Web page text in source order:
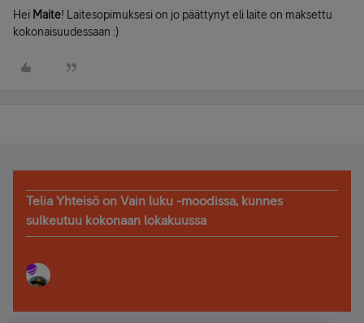
Hei Maite! Laitesopimuksesi on jo päättynyt eli laite on maksettu
kokonaisuudessaan :)
Telia Yhteisö on Vain luku -moodissa, kunnes
sulkeutuu kokonaan lokakuussa